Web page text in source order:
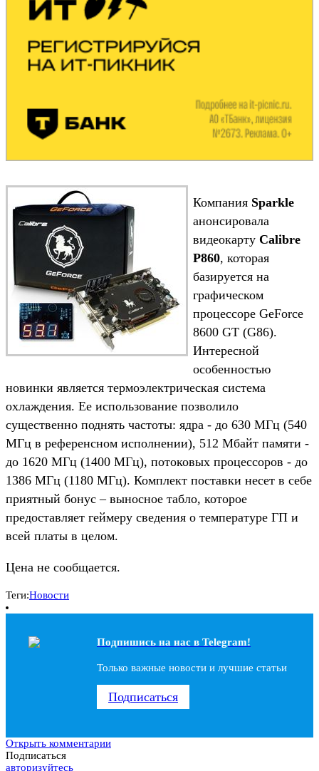
Компания Sparkle
анонсировала
видеокарту Calibre
P860, которая
базируется на
графическом
процессоре GeForce
8600 GT (G86).
Интересной
особенностью
новинки является термоэлектрическая система
охлаждения. Ее использование позволило
существенно поднять частоты: ядра - до 630 МГц (540
МГц в референсном исполнении), 512 Мбайт памяти -
до 1620 МГц (1400 МГц), потоковых процессоров - до
1386 МГц (1180 МГц). Комплект поставки несет в себе
приятный бонус – выносное табло, которое
предоставляет геймеру сведения о температуре ГП и
всей платы в целом.
Цена не сообщается.
Теги:Новости
Подпишись на наc в Telegram!
Только важные новости и лучшие статьи
Подписаться
Открыть комментарии
Подписаться
авторизуйтесь